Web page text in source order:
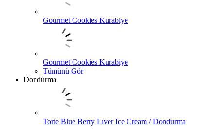
Gourmet Cookies Kurabiye
Gourmet Cookies Kurabiye
Tümünü Gör
Dondurma
Torte Blue Berry Lıver Ice Cream / Dondurma